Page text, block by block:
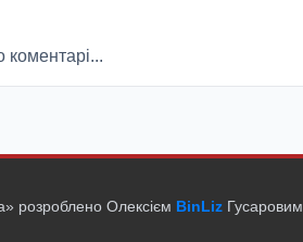
розроблено Олексієм BinLiz Гусаровим.